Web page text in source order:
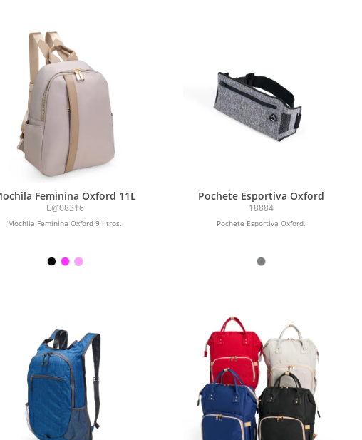
Feminina Oxford 11L
E@08316
Mochila Feminina Oxford 9 litros.
Pochete Esportiva Oxford
18884
Pochete Esportiva Oxford.